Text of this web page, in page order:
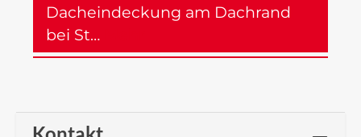
Dacheindeckung am Dachrand
bei St…